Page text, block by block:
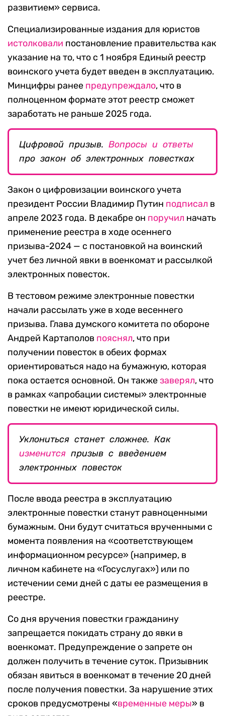
развитием» сервиса.
Специализированные издания для юристов
истолковали постановление правительства как
указание на то, что с 1 ноября Единый реестр
воинского учета будет введен в эксплуатацию.
Минцифры ранее предупреждало, что в
полноценном формате этот реестр сможет
заработать не раньше 2025 года.
Цифровой призыв. Вопросы и ответы
про закон об электронных повестках
Закон о цифровизации воинского учета
президент России Владимир Путин подписал в
апреле 2023 года. В декабре он поручил начать
применение реестра в ходе осеннего
призыва-2024 — с постановкой на воинский
учет без личной явки в военкомат и рассылкой
электронных повесток.
В тестовом режиме электронные повестки
начали рассылать уже в ходе весеннего
призыва. Глава думского комитета по обороне
Андрей Картаполов пояснял, что при
получении повесток в обеих формах
ориентироваться надо на бумажную, которая
пока остается основной. Он такжезаверял, что
в рамках «апробации системы» электронные
повестки не имеют юридической силы.
Уклониться станет сложнее. Как
изменится призыв с введением
электронных повесток
После ввода реестра в эксплуатацию
электронные повестки станут равноценными
бумажным. Они будут считаться врученными с
момента появления на «соответствующем
информационном ресурсе» (например, в
личном кабинете на «Госуслугах») или по
истечении семи дней с даты ее размещения в
реестре.
Со дня вручения повестки гражданину
запрещается покидать страну до явки в
военкомат. Предупреждение о запрете он
должен получить в течение суток. Призывник
обязан явиться в военкомат в течение 20 дней
после получения повестки. За нарушение этих
сроков предусмотрены «временные меры» в